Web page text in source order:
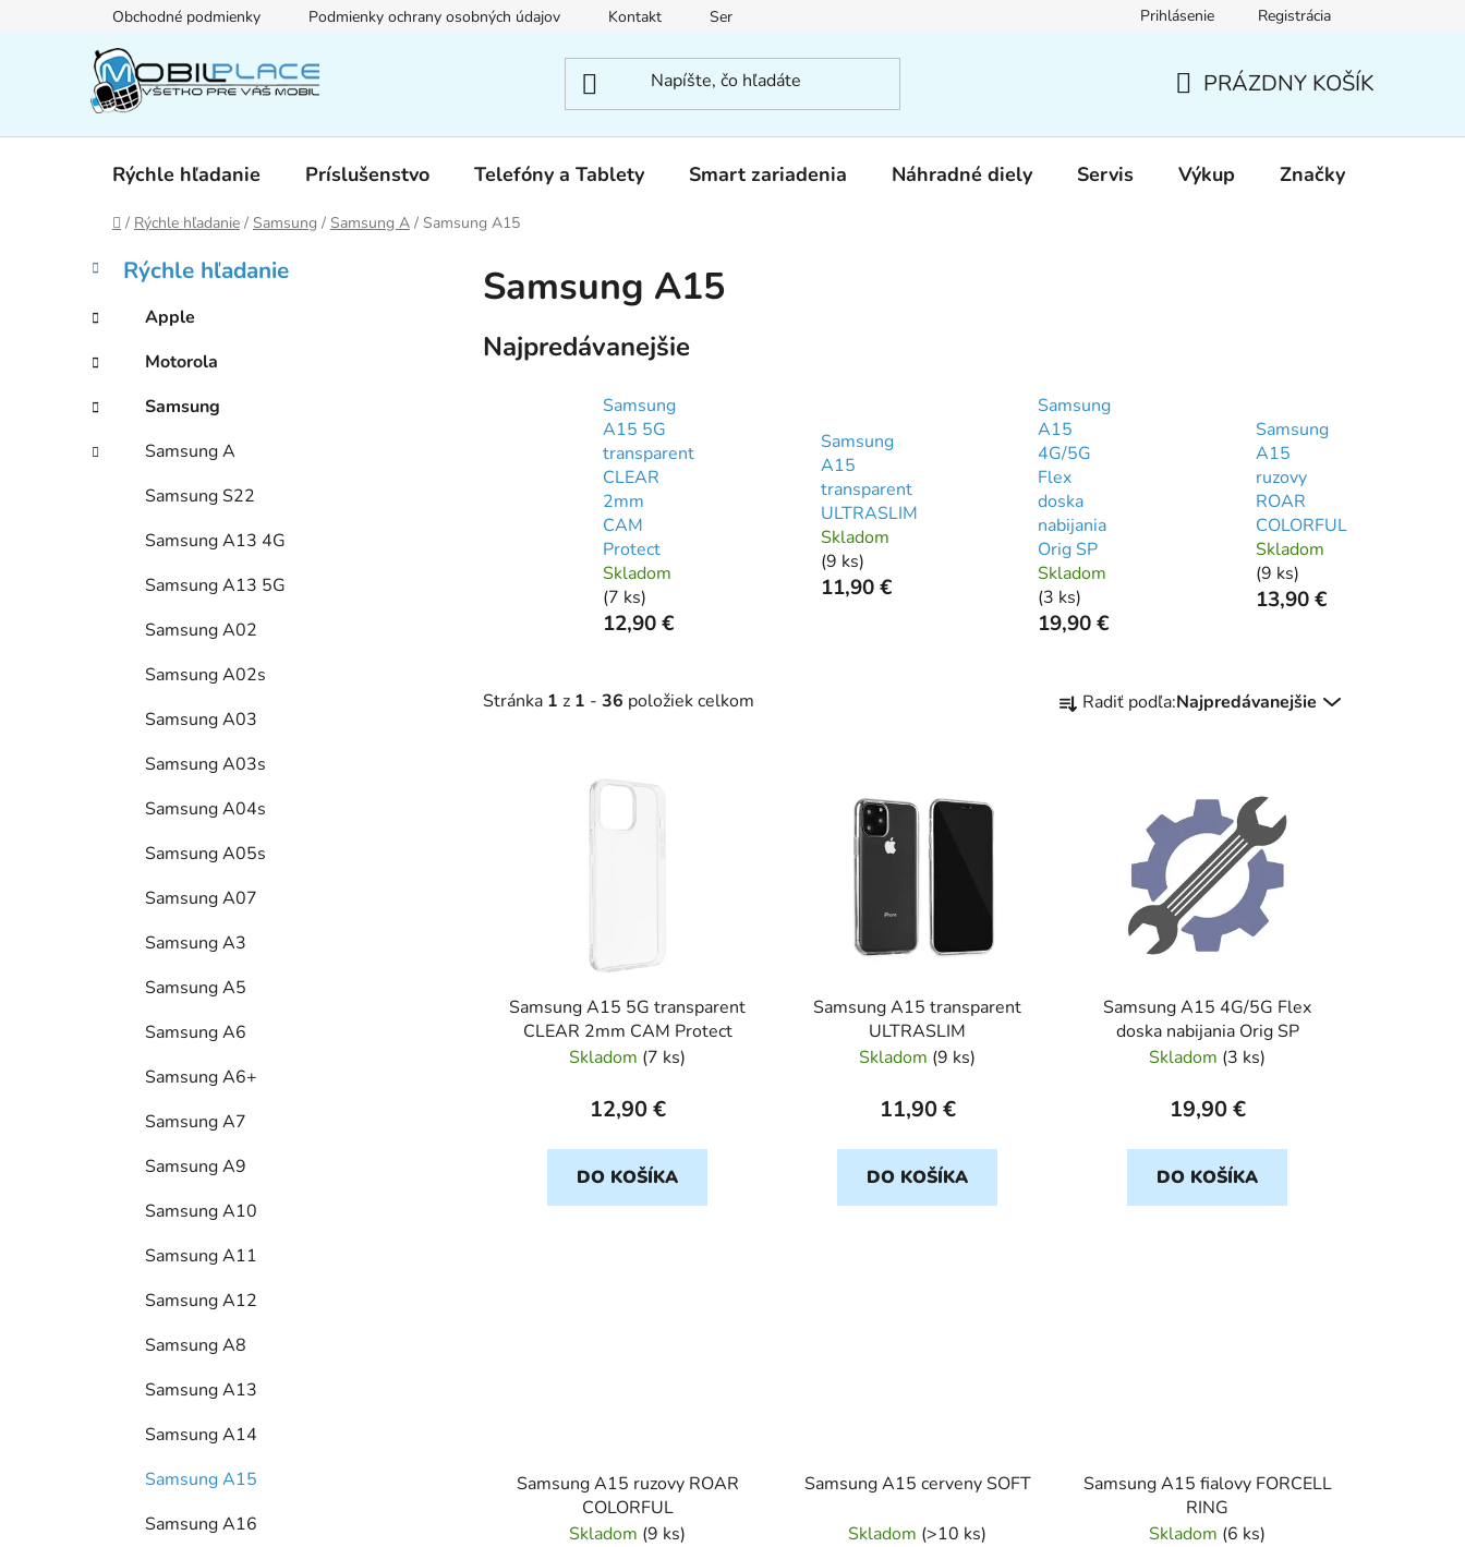
Obchodné podmienky Podmienky ochrany osobných údajov Kontakt Servis Prihlásenie Registrácia
KOŠÍK
PRÁZDNY KOŠÍK
Rýchle hľadanie Príslušenstvo Telefóny a Tablety Smart zariadenia Náhradné diely Servis Výkup Značky
Domov
/ Rýchle hľadanie / Samsung / Samsung A / Samsung A15
B
č
ý
p
n
Preskočiť
kategórie
K
a
e
g
ó
r
e
Rýchle hľadanie
Apple
Motorola
Samsung
Samsung A
Samsung S22
Samsung A13 4G
Samsung A13 5G
Samsung A02
Samsung A02s
Samsung A03
Samsung A03s
Samsung A04s
Samsung A05s
Samsung A07
Samsung A3
Samsung A5
Samsung A6
Samsung A6+
Samsung A7
Samsung A9
Samsung A10
Samsung A11
Samsung A12
Samsung A8
Samsung A13
Samsung A14
Samsung A15
Samsung A16
Samsung A15
Najpredávanejšie
Samsung
A15 5G
transparent
CLEAR
2mm
CAM
Protect
Skladom
(7 ks)
12,90 €
Samsung
A15
transparent
ULTRASLIM
Skladom
(9 ks)
11,90 €
Samsung
A15
4G/5G
Flex
doska
nabijania
Orig SP
Skladom
(3 ks)
19,90 €
Samsung
A15
ruzovy
ROAR
COLORFUL
Skladom
(9 ks)
13,90 €
Stránka 1 z 1 - 36 položiek celkom
a Radiť podľa:Najpredávanejšie
Samsung A15 5G transparent
CLEAR 2mm CAM Protect
Skladom (7 ks)
12,90 €
DO KOŠÍKA
Samsung A15 transparent
ULTRASLIM
Skladom (9 ks)
11,90 €
DO KOŠÍKA
Samsung A15 4G/5G Flex
doska nabijania Orig SP
Skladom (3 ks)
19,90 €
DO KOŠÍKA
Samsung A15 ruzovy ROAR
COLORFUL
Skladom (9 ks)
Samsung A15 cerveny SOFT
Skladom (>10 ks)
Samsung A15 fialovy FORCELL
RING
Skladom (6 ks)